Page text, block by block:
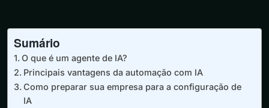
Sumário
O que é um agente de IA?
Principais vantagens da automação com IA
Como preparar sua empresa para a configuração de
IA